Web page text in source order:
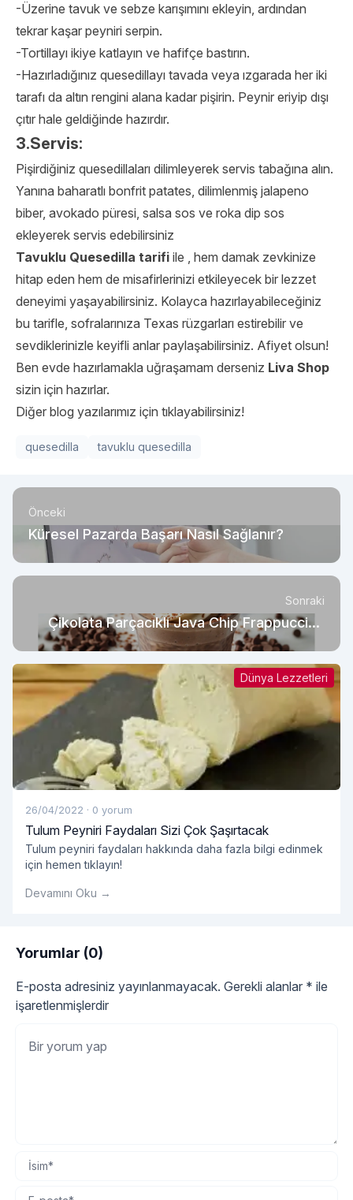
-Üzerine tavuk ve sebze karışımını ekleyin, ardından
tekrar kaşar peyniri serpin.
-Tortillayı ikiye katlayın ve hafifçe bastırın.
-Hazırladığınız quesedillayı tavada veya ızgarada her iki
tarafı da altın rengini alana kadar pişirin. Peynir eriyip dışı
çıtır hale geldiğinde hazırdır.
3.Servis:
Pişirdiğiniz quesedillaları dilimleyerek servis tabağına alın.
Yanına baharatlı bonfrit patates, dilimlenmiş jalapeno
biber, avokado püresi, salsa sos ve roka dip sos
ekleyerek servis edebilirsiniz
Tavuklu Quesedilla tarifi ile , hem damak zevkinize
hitap eden hem de misafirlerinizi etkileyecek bir lezzet
deneyimi yaşayabilirsiniz. Kolayca hazırlayabileceğiniz
bu tarifle, sofralarınıza Texas rüzgarları estirebilir ve
sevdiklerinizle keyifli anlar paylaşabilirsiniz. Afiyet olsun!
Ben evde hazırlamakla uğraşamam derseniz Liva Shop
sizin için hazırlar.
Diğer blog yazılarımız için tıklayabilirsiniz!
quesedilla tavuklu quesedilla
Önceki
Küresel Pazarda Başarı Nasıl Sağlanır?
Sonraki
Çikolata Parçacıklı Java Chip Frappuccino
Tarifi
Dünya Lezzetleri
26/04/2022 · 0 yorum
Tulum Peyniri Faydaları Sizi Çok Şaşırtacak
Tulum peyniri faydaları hakkında daha fazla bilgi edinmek
için hemen tıklayın!
Devamını Oku →
Yorumlar (0)
E-posta adresiniz yayınlanmayacak. Gerekli alanlar * ile
işaretlenmişlerdir